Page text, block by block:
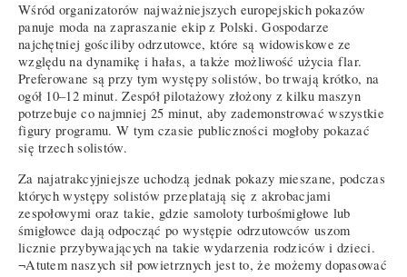
Wśród organizatorów najważniejszych europejskich pokazów
panuje moda na zapraszanie ekip z Polski. Gospodarze
najchętniej gościliby odrzutowce, które są widowiskowe ze
względu na dynamikę i hałas, a także możliwość użycia flar.
Preferowane są przy tym występy solistów, bo trwają krótko, na
ogół 10–12 minut. Zespół pilotażowy złożony z kilku maszyn
potrzebuje co najmniej 25 minut, aby zademonstrować wszystkie
figury programu. W tym czasie publiczności mogłoby pokazać
się trzech solistów.
Za najatrakcyjniejsze uchodzą jednak pokazy mieszane, podczas
których występy solistów przeplatają się z akrobacjami
zespołowymi oraz takie, gdzie samoloty turbośmigłowe lub
śmigłowce dają odpocząć po występie odrzutowców uszom
licznie przybywających na takie wydarzenia rodziców i dzieci.
¬Atutem naszych sił powietrznych jest to, że możemy dopasować